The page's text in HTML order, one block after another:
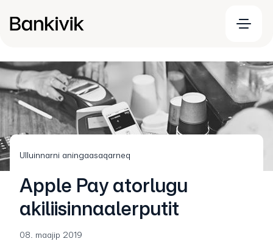
Ulluinnarni aningaasaqarneq
Apple Pay atorlugu
akiliisinnaalerputit
08. maajip 2019